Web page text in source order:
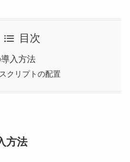
目次
入方法
クリプトの配置
方法